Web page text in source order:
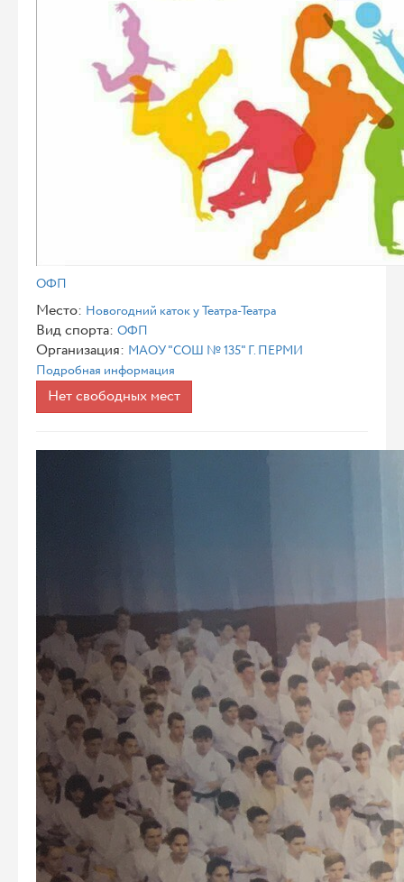
ОФП
Место: Новогодний каток у Театра-Театра
Вид спорта: ОФП
Организация: МАОУ "СОШ № 135" Г. ПЕРМИ
Подробная информация
Нет свободных мест